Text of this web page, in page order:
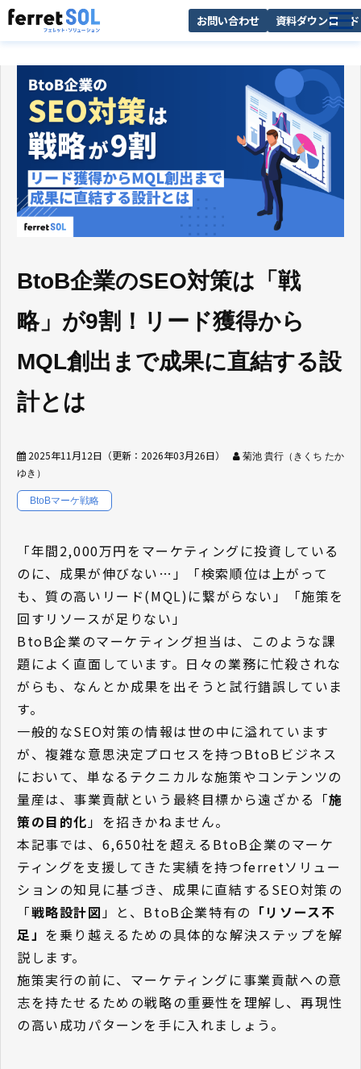
お問い合わせ 資料ダウンロード
選ばれる理由
お役立ち情報
BtoB企業のSEO対策は「戦
略」が9割！リード獲得から
MQL創出まで成果に直結する設
計とは
2025年11月12日 （更新： 2026年03月26日）
菊池 貴行（きくち たか
ゆき）
BtoBマーケ戦略
「年間2,000万円をマーケティングに投資している
のに、成果が伸びない…」「検索順位は上がって
も、質の高いリード(MQL)に繋がらない」「施策を
回すリソースが足りない」
BtoB企業のマーケティング担当は、このような課
題によく直面しています。日々の業務に忙殺されな
がらも、なんとか成果を出そうと試行錯誤していま
す。
一般的なSEO対策の情報は世の中に溢れています
が、複雑な意思決定プロセスを持つBtoBビジネス
において、単なるテクニカルな施策やコンテンツの
量産は、事業貢献という最終目標から遠ざかる「施
策の目的化」を招きかねません。
本記事では、6,650社を超えるBtoB企業のマーケ
ティングを支援してきた実績を持つferretソリュー
ションの知見に基づき、成果に直結するSEO対策の
「戦略設計図」と、BtoB企業特有の 「リソース不
足」 を乗り越えるための具体的な解決ステップを解
説します。
施策実行の前に、マーケティングに事業貢献への意
志を持たせるための戦略の重要性を理解し、再現性
の高い成功パターンを手に入れましょう。